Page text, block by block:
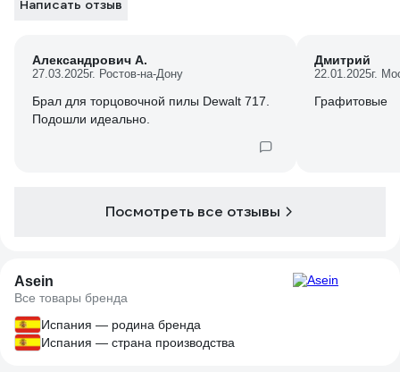
Написать отзыв
Александрович А.
27.03.2025г. Ростов-на-Дону
Брал для торцовочной пилы Dewalt 717.
Подошли идеально.
Дмитрий
22.01.2025г.
Графитовые
Посмотреть все отзывы
Asein
Все товары бренда
Испания — родина бренда
Испания — страна производства